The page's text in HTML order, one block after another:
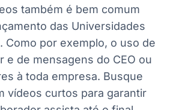
também é bem comum
das Universidades
Como por exemplo, o uso de
e de mensagens do CEO ou
à toda empresa. Busque
vídeos curtos para garantir